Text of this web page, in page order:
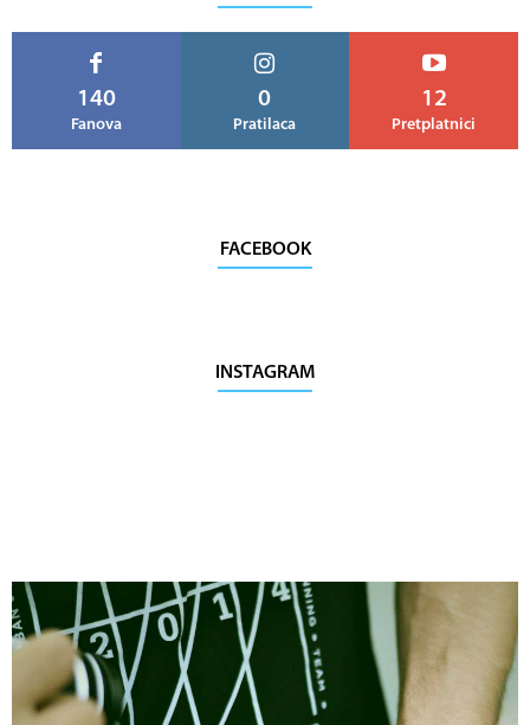
140
Fanova
0
Pratilaca
12
Pretplatnici
FACEBOOK
INSTAGRAM